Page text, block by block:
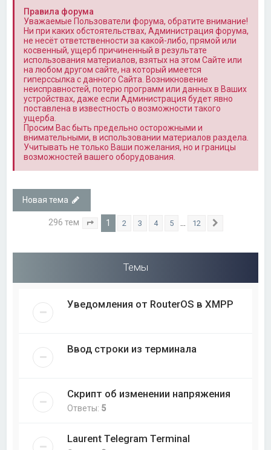
Правила форума
Уважаемые Пользователи форума, обратите внимание!
Ни при каких обстоятельствах, Администрация форума,
не несёт ответственности за какой-либо, прямой или
косвенный, ущерб причиненный в результате
использования материалов, взятых на этом Сайте или
на любом другом сайте, на который имеется
гиперссылка с данного Сайта. Возникновение
неисправностей, потерю программ или данных в Ваших
устройствах, даже если Администрация будет явно
поставлена в известность о возможности такого
ущерба.
Просим Вас быть предельно осторожными и
внимательными, в использовании материалов раздела.
Учитывать не только Ваши пожелания, но и границы
возможностей вашего оборудования.
Новая тема
296 тем Страница из 12
1 2 3 4 5 12
Темы
Уведомления от RouterOS в XMPP
Ввод строки из терминала
Скрипт об изменении напряжения
Ответы: 5
Laurent Telegram Terminal